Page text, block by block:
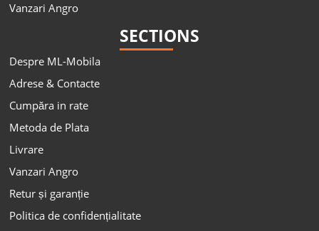
Vanzari Angro
SECTIONS
Despre ML-Mobila
Adrese & Contacte
Cumpăra in rate
Metoda de Plata
Livrare
Vanzari Angro
Retur și garanție
Politica de confidențialitate